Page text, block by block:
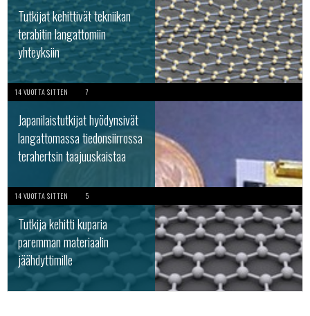
Tutkijat kehittivät tekniikan
terabitin langattomiin
yhteyksiin
14 VUOTTA SITTEN 7
Japanilaistutkijat hyödynsivät
langattomassa tiedonsiirrossa
terahertsin taajuuskaistaa
14 VUOTTA SITTEN 5
Tutkija kehitti kuparia
paremman materiaalin
jäähdyttimille